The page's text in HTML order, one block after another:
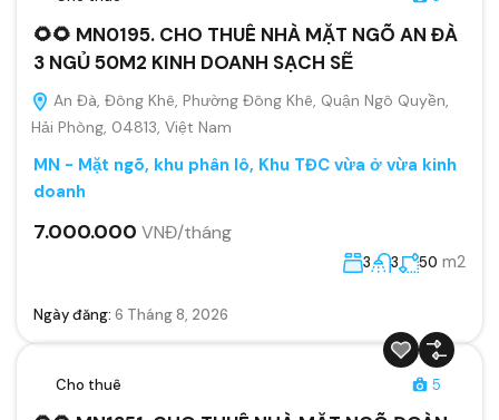
🌻🌻 MN0195. CHO THUÊ NHÀ MẶT NGÕ AN ĐÀ
3 NGỦ 50M2 KINH DOANH SẠCH SẼ
An Đà, Đông Khê, Phường Đông Khê, Quận Ngô Quyền,
Hải Phòng, 04813, Việt Nam
MN - Mặt ngõ, khu phân lô, Khu TĐC vừa ở vừa kinh
doanh
7.000.000 VNĐ/tháng
3 3 50 m2
Ngày đăng: 6 Tháng 8, 2026
Cho thuê 5